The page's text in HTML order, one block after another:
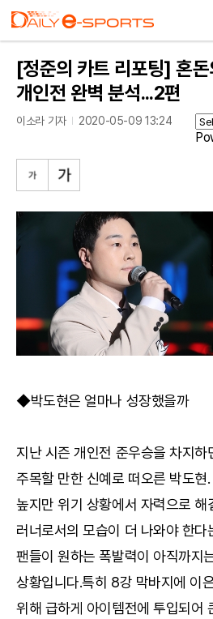
[정준의 카트 리포팅] 혼
개인전 완벽 분석...2편
이소라 기자 2020-05-09 13:24
◆박도현은 얼마나 성장했을까
지난 시즌 개인전 준우승을 차지
주목할 만한 신예로 떠오른 박도현
높지만 위기 상황에서 자력으로 해
러너로서의 모습이 더 나와야 한다
팬들이 원하는 폭발력이 아직까지
상황입니다.특히 8강 막바지에 이
위해 급하게 아이템전에 투입되어